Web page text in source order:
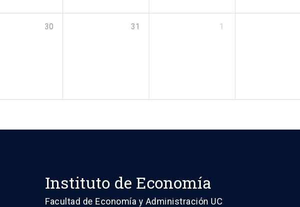
30 31 1
Instituto de Economía
Facultad de Economía y Administración UC